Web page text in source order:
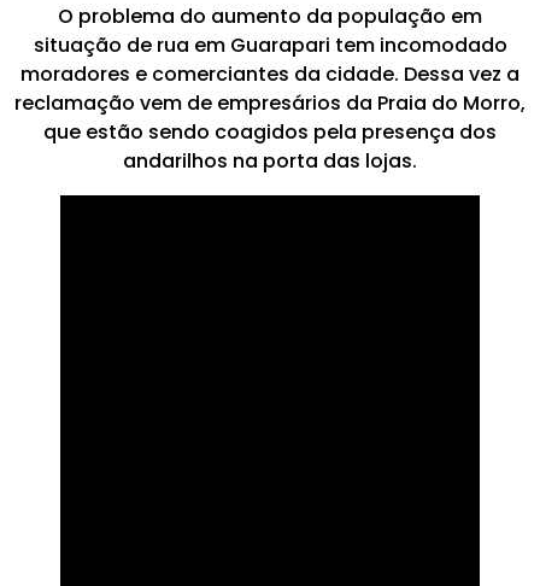
O problema do aumento da população em
situação de rua em Guarapari tem incomodado
moradores e comerciantes da cidade. Dessa vez a
reclamação vem de empresários da Praia do Morro,
que estão sendo coagidos pela presença dos
andarilhos na porta das lojas.